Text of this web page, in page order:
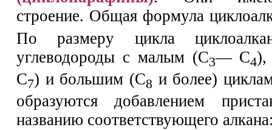
строение. Общая формула
По размеру цикла
углеводороды с малым (С3— С4),
С7) и большим (С8 и более)
образуются добавлением
названию соответствующего